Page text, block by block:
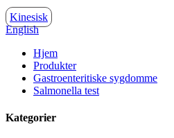
Kinesisk
English
Hjem
Produkter
Gastroenteritiske sygdomme
Salmonella test
Kategorier